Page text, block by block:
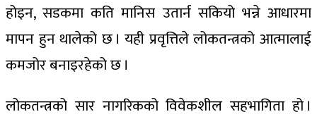
होइन, सडकमा कति मानिस उतार्न सकियो भन्ने आधारमा
मापन हुन थालेको छ । यही प्रवृत्तिले लोकतन्त्रको आत्मालाई
कमजोर बनाइरहेको छ ।
लोकतन्त्रको सार नागरिकको विवेकशील सहभागिता हो ।